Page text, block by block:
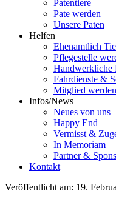
Patentiere
Pate werden
Unsere Paten
Helfen
Ehenamtlich
Pflegestelle
Handwerkliche
Fahrdienste &
Mitglied werden
Infos/News
Neues von uns
Happy End
Vermisst &
In Memoriam
Partner &
Kontakt
Veröffentlicht am: 19.